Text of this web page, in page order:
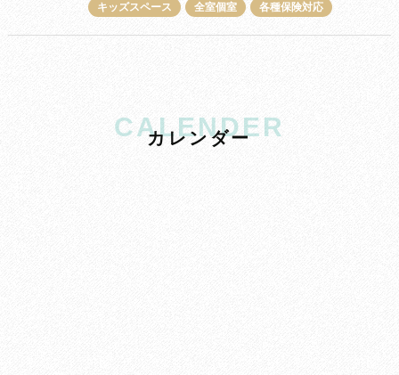
キッズスペース
全室個室 各種保険対応
CALENDER
カレンダー